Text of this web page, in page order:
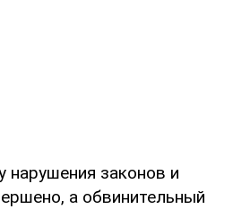
нарушения законов и
а обвинительный